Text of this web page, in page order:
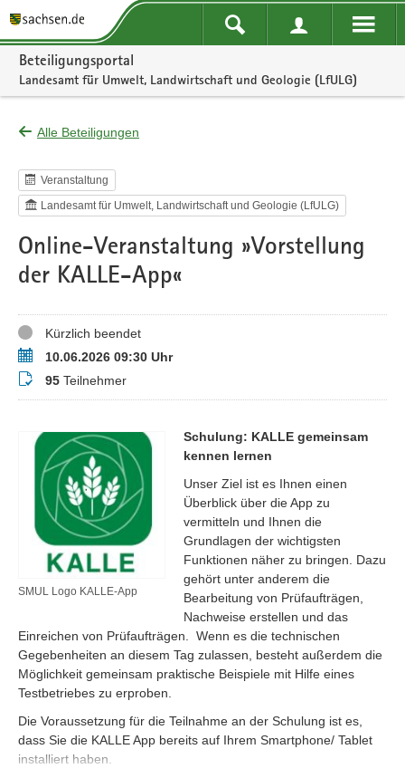
Portalnavigation
Beteiligungsportal
Landesamt für Umwelt, Landwirtschaft und Geologie (LfULG)
Alle Beteiligungen
Veranstaltung
Landesamt für Umwelt, Landwirtschaft und Geologie (LfULG)
Online-Veranstaltung ­»Vorstellung
der KALLE-App«
StatusKürzlich beendet
Termin10.06.2026 09:30 Uhr
Teilnehmer
95 Teilnehmer
SMUL Logo KALLE-App
Schulung: KALLE gemeinsam
kennen lernen
Unser Ziel ist es Ihnen einen
Überblick über die App zu
vermitteln und Ihnen die
Grundlagen der wichtigsten
Funktionen näher zu bringen. Dazu
gehört unter anderem die
Bearbeitung von Prüfaufträgen,
Nachweise erstellen und das
Einreichen von Prüfaufträgen. Wenn es die technischen
Gegebenheiten an diesem Tag zulassen, besteht außerdem die
Möglichkeit gemeinsam praktische Beispiele mit Hilfe eines
Testbetriebes zu erproben.
Die Voraussetzung für die Teilnahme an der Schulung ist es,
dass Sie die KALLE App bereits auf Ihrem Smartphone/ Tablet
installiert haben.